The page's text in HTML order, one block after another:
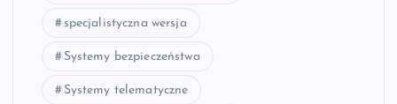
specjalistyczna wersja
Systemy bezpieczeństwa
Systemy telematyczne